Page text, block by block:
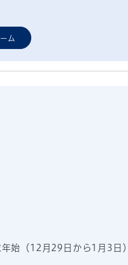
ム
始（12月29日から1月3日）